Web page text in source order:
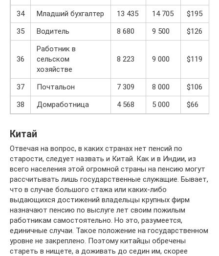
34
Младший бухгалтер 13 435 14 705
$195
35
Водитель 8 680 9 500 $126
36
Работник в
сельском
хозяйстве
8 223 9 000 $119
37 Почтальон 7 309 8 000
$106
38
Домработница 4 568 5 000 $66
Китай
Отвечая на вопрос, в каких странах нет пенсий по
старости, следует назвать и Китай. Как и в Индии, из
всего населения этой огромной страны на пенсию могут
рассчитывать лишь государственные служащие. Бывает,
что в случае большого стажа или каких-либо
выдающихся достижений владельцы крупных фирм
назначают пенсию по выслуге лет своим пожилым
работникам самостоятельно. Но это, разумеется,
единичные случаи. Такое положение на государственном
уровне не закреплено. Поэтому китайцы обречены
стареть в нищете, а доживать до седин им, скорее